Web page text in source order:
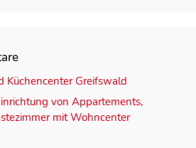
Küchencenter Greifswald
von Appartements,
mit Wohncenter